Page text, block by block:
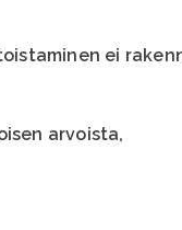
ei
arvoista,